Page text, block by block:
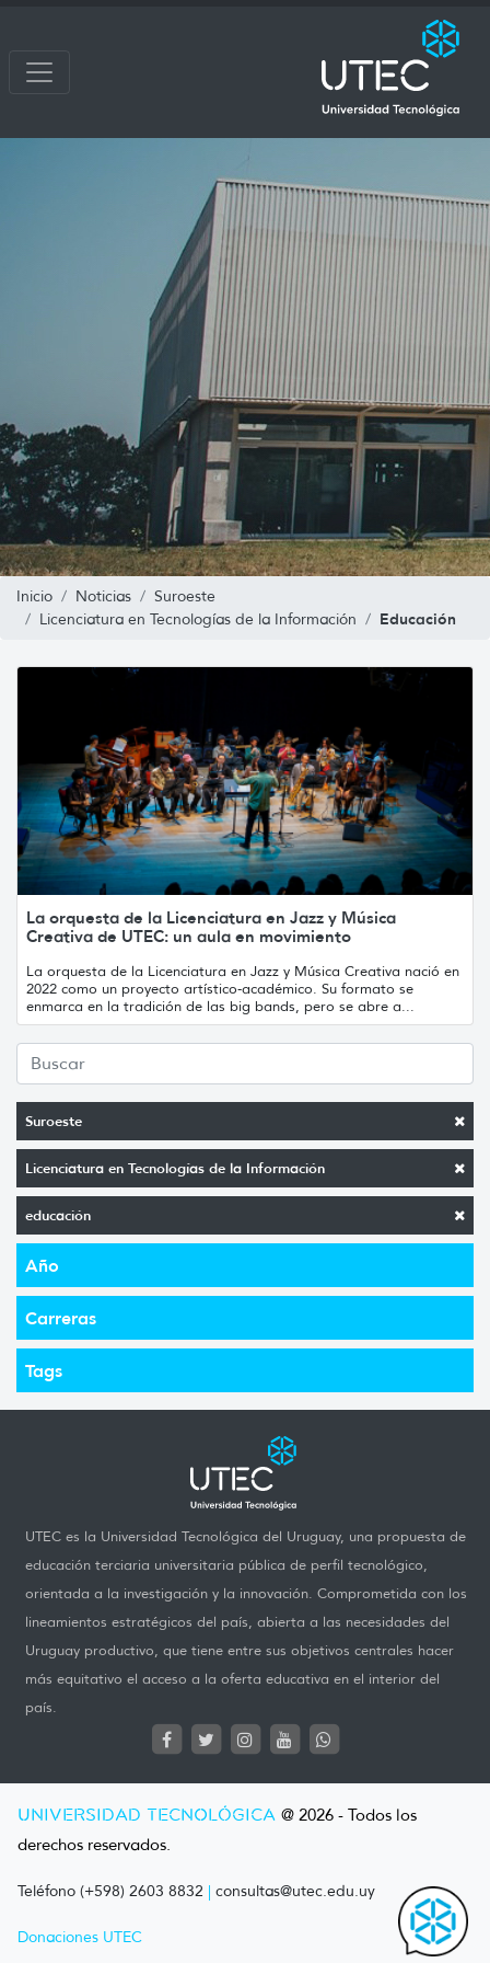
Inicio Noticias
Suroeste
Licenciatura en Tecnologías de la Información
Educación
Suroeste
Licenciatura en Tecnologías de la Información
educación
Año
Carreras
Tags
La orquesta de la Licenciatura en Jazz y Música
Creativa de UTEC: un aula en movimiento
La orquesta de la Licenciatura en Jazz y Música Creativa nació en
2022 como un proyecto artístico-académico. Su formato se
enmarca en la tradición de las big bands, pero se abre a...
UTEC es la Universidad Tecnológica del Uruguay, una propuesta de
educación terciaria universitaria pública de perfil tecnológico,
orientada a la investigación y la innovación. Comprometida con los
lineamientos estratégicos del país, abierta a las necesidades del
Uruguay productivo, que tiene entre sus objetivos centrales hacer
más equitativo el acceso a la oferta educativa en el interior del
país.
UNIVERSIDAD TECNOLÓGICA @ 2026 - Todos los
derechos reservados.
Teléfono (+598) 2603 8832 | consultas@utec.edu.uy
Donaciones UTEC